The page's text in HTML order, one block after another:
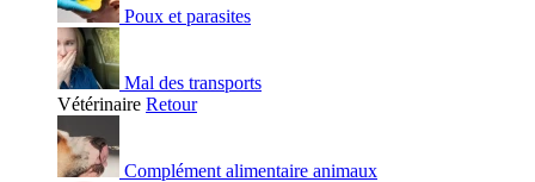
Poux et parasites
Mal des transports
Vétérinaire Retour
Complément alimentaire animaux